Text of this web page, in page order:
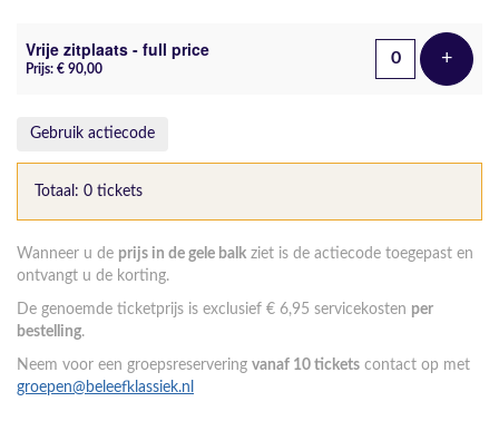
Vrije zitplaats - full price
Prijs: € 90,00 +Voeg
Gebruik actiecode
Totaal: 0 tickets
Wanneer u de prijs in de gele balk ziet is de actiecode toegepast en
ontvangt u de korting.
De genoemde ticketprijs is exclusief € 6,95 servicekosten per
bestelling.
Neem voor een groepsreservering vanaf 10 tickets contact op met
groepen@beleefklassiek.nl